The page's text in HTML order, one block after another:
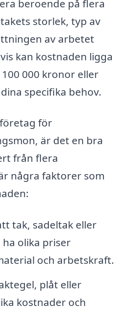
beroende på flera
storlek, typ av
av arbetet
kan kostnaden ligga
000 kronor eller
specifika behov.
för
är det en bra
från flera
några faktorer som
tak, sadeltak eller
olika priser
och arbetskraft.
plåt eller
kostnader och